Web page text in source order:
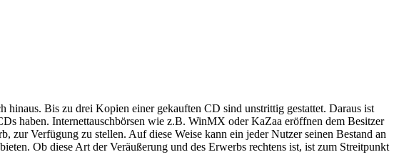
Bis zu drei Kopien einer gekauften CD sind unstrittig gestattet. Daraus ist
haben. Internettauschbörsen wie z.B. WinMX oder KaZaa eröffnen dem Besitzer
zur Verfügung zu stellen. Auf diese Weise kann ein jeder Nutzer seinen Bestand an
Ob diese Art der Veräußerung und des Erwerbs rechtens ist, ist zum Streitpunkt